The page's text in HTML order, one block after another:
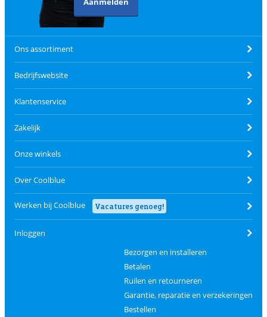
Ons assortiment
Bedrijfswebsite
Klantenservice
Zakelijk
Onze winkels
Over Coolblue
Werken bij Coolblue Vacatures genoeg!
Inloggen
Bezorgen en installeren
Betalen
Ruilen en retourneren
Garantie, reparatie en verzekeringen
Bestellen